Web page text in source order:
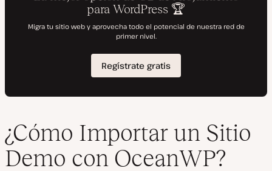
¿Cómo Importar un Sitio
Demo con OceanWP?